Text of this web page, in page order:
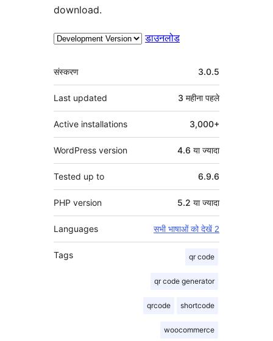
download.
डाउनलोड
मेटा
संस्करण 3.0.5
Last updated 3 महीनापहले
Active installations 3,000+
WordPress version 4.6 या ज्यादा
Tested up to 6.9.6
PHP version 5.2 या ज्यादा
Languages सभी भाषाओं को देखें 2
Tags qr code
qr code generator
qrcode shortcode
woocommerce